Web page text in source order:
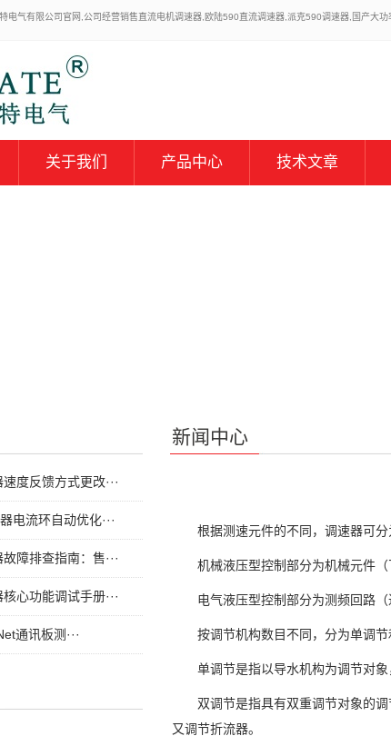
电气有限公司官网,公司经营销售直流电机调速器,欧陆590直流调速器,派克590调速器,国产大
关于我们 产品中心 技术文章
新闻中心
根据测速元件的不同，调速器可分
机械液压型控制部分为机械元件（
电气液压型控制部分为测频回路（
按调节机构数目不同，分为单调节
单调节是指以导水机构为调节对象
双调节是指具有双重调节对象的调
又调节折流器。
度反馈方式更改···
电流环自动优化···
障排查指南：售···
心功能调试手册···
通讯板测···